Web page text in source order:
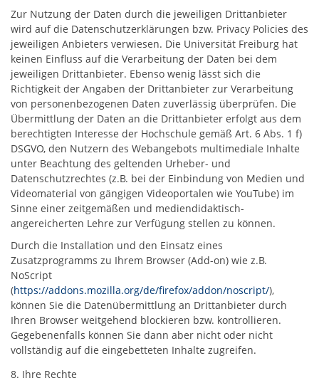
Zur Nutzung der Daten durch die jeweiligen Drittanbieter
wird auf die Datenschutzerklärungen bzw. Privacy Policies des
jeweiligen Anbieters verwiesen. Die Universität Freiburg hat
keinen Einfluss auf die Verarbeitung der Daten bei dem
jeweiligen Drittanbieter. Ebenso wenig lässt sich die
Richtigkeit der Angaben der Drittanbieter zur Verarbeitung
von personenbezogenen Daten zuverlässig überprüfen. Die
Übermittlung der Daten an die Drittanbieter erfolgt aus dem
berechtigten Interesse der Hochschule gemäß Art. 6 Abs. 1 f)
DSGVO, den Nutzern des Webangebots multimediale Inhalte
unter Beachtung des geltenden Urheber- und
Datenschutzrechtes (z.B. bei der Einbindung von Medien und
Videomaterial von gängigen Videoportalen wie YouTube) im
Sinne einer zeitgemäßen und mediendidaktisch-
angereicherten Lehre zur Verfügung stellen zu können.
Durch die Installation und den Einsatz eines
Zusatzprogramms zu Ihrem Browser (Add-on) wie z.B.
NoScript
(https://addons.mozilla.org/de/firefox/addon/noscript/),
können Sie die Datenübermittlung an Drittanbieter durch
Ihren Browser weitgehend blockieren bzw. kontrollieren.
Gegebenenfalls können Sie dann aber nicht oder nicht
vollständig auf die eingebetteten Inhalte zugreifen.
8. Ihre Rechte